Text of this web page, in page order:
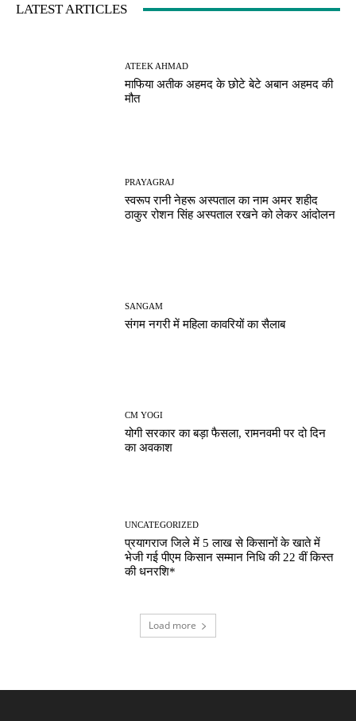
LATEST ARTICLES
ATEEK AHMAD
माफिया अतीक अहमद के छोटे बेटे अबान अहमद की
मौत
PRAYAGRAJ
स्वरूप रानी नेहरू अस्पताल का नाम अमर शहीद
ठाकुर रोशन सिंह अस्पताल रखने को लेकर आंदोलन
SANGAM
संगम नगरी में महिला कावरियों का सैलाब
CM YOGI
योगी सरकार का बड़ा फैसला, रामनवमी पर दो दिन
का अवकाश
UNCATEGORIZED
प्रयागराज जिले में 5 लाख से किसानों के खाते में
भेजी गई पीएम किसान सम्मान निधि की 22 वीं किस्त
की धनरशि*
Load more